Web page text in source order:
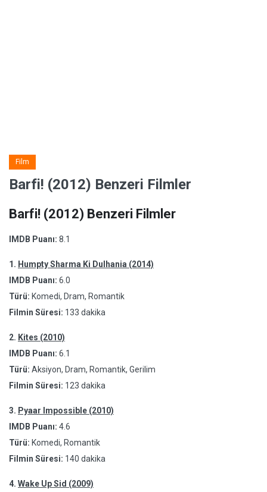
Film
Barfi! (2012) Benzeri Filmler
Barfi! (2012) Benzeri Filmler
IMDB Puanı: 8.1
1. Humpty Sharma Ki Dulhania (2014)
IMDB Puanı: 6.0
Türü: Komedi, Dram, Romantik
Filmin Süresi: 133 dakika
2. Kites (2010)
IMDB Puanı: 6.1
Türü: Aksiyon, Dram, Romantik, Gerilim
Filmin Süresi: 123 dakika
3. Pyaar Impossible (2010)
IMDB Puanı: 4.6
Türü: Komedi, Romantik
Filmin Süresi: 140 dakika
4. Wake Up Sid (2009)